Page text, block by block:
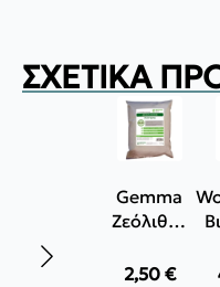
ΣΧΕΤΙΚΆ
Gemma
Ζεόλιθος
1Kg
2,50 €